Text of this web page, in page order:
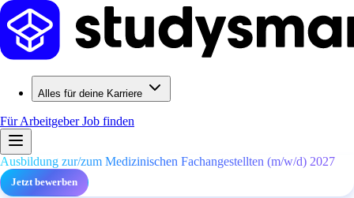
Alles für deine Karriere
Für ArbeitgeberJob finden
Ausbildung zur/zum Medizinischen Fachangestellten (m/w/d) 2027
Jetzt bewerben